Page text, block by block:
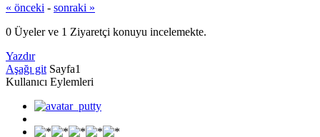
« önceki - sonraki »
0 Üyeler ve 1 Ziyaretçi konuyu incelemekte.
Yazdır
Aşağı git Sayfa1
Kullanıcı Eylemleri